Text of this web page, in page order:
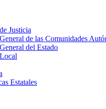
Justicia
de las Comunidades
del Estado
Estatales